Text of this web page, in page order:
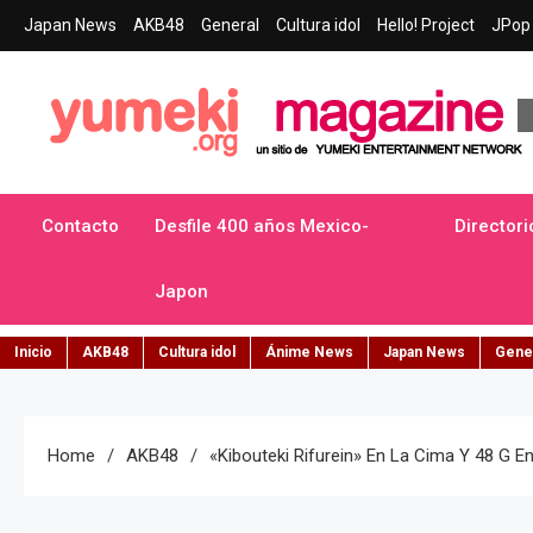
Skip
to
Japan News AKB48 General Cultura idol Hello! Project JPop
Yumeki Magazine
Contacto Desfile 400 años Mexico-
Japon
Inicio AKB48 Cultura idol Ánime News Japan News
Home AKB48 «Kibouteki Rifurein» En La Cima Y 48 G